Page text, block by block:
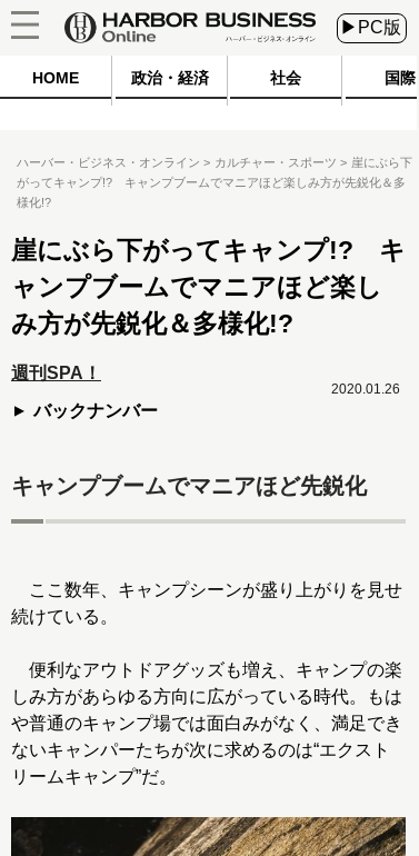
▶PC版
HOME 政治・経済 社会 国際
ハーバー・ビジネス・オンライン カルチャー・スポーツ
崖にぶら下
がってキャンプ!? キャンプブームでマニアほど楽しみ方が先鋭化＆多
様化!?
崖にぶら下がってキャンプ!? キ
ャンプブームでマニアほど楽し
み方が先鋭化＆多様化!?
週刊SPA！
バックナンバー
2020.01.26
キャンプブームでマニアほど先鋭化
ここ数年、キャンプシーンが盛り上がりを見せ
続けている。
便利なアウトドアグッズも増え、キャンプの楽
しみ方があらゆる方向に広がっている時代。もは
や普通のキャンプ場では面白みがなく、満足でき
ないキャンパーたちが次に求めるのは“エクスト
リームキャンプ”だ。